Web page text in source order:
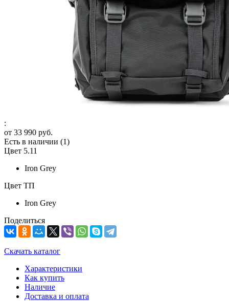
:
от 33 990 руб.
Есть в наличии (1)
Цвет 5.11
Iron Grey
Цвет ТП
Iron Grey
Поделиться
Скачать каталог
Характеристики
Как купить
Наличие
Доставка и оплата